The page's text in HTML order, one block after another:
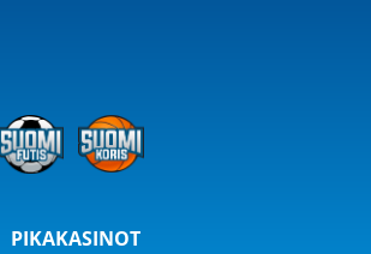
PIKAKASINOT